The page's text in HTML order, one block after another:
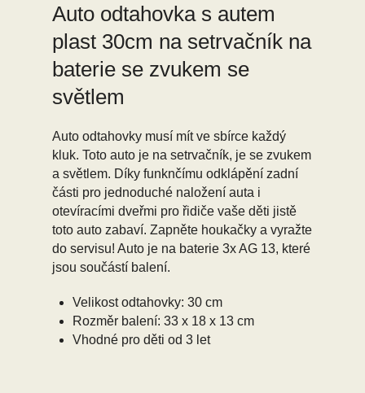
Auto odtahovka s autem
plast 30cm na setrvačník na
baterie se zvukem se
světlem
Auto odtahovky musí mít ve sbírce každý
kluk. Toto auto je na setrvačník, je se zvukem
a světlem. Díky funknčímu odklápění zadní
části pro jednoduché naložení auta i
otevíracími dveřmi pro řidiče vaše děti jistě
toto auto zabaví. Zapněte houkačky a vyražte
do servisu! Auto je na baterie 3x AG 13, které
jsou součástí balení.
Velikost odtahovky: 30 cm
Rozměr balení: 33 x 18 x 13 cm
Vhodné pro děti od 3 let